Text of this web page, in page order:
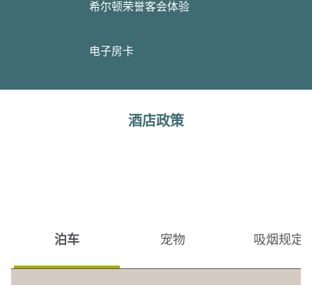
希尔顿荣誉客会体验
电子房卡
酒店政策
泊车 宠物 吸烟规定